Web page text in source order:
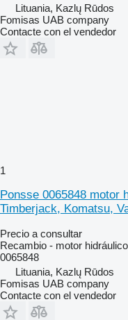
Lituania, Kazlų Rūdos
Fomisas UAB company
Contacte con el vendedor
1
Ponsse 0065848 motor
Timberjack, Komatsu,
Precio a consultar
Recambio - motor hidráulico
0065848
Lituania, Kazlų Rūdos
Fomisas UAB company
Contacte con el vendedor